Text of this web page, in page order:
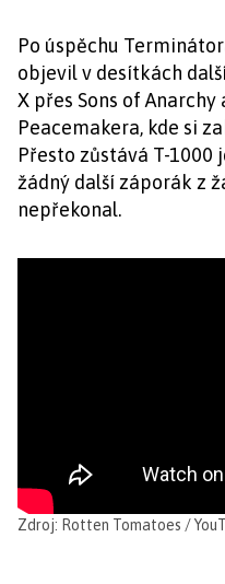
Po úspěchu
objevil v desítkách
X přes Sons of Anarchy
Peacemakera, kde si
Přesto zůstává T-1000
žádný další záporák z
nepřekonal.
Zdroj: Rotten Tomatoes /